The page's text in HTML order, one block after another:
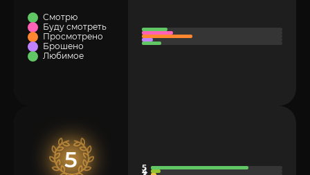
Смотрю
Буду смотреть
Просмотрено
Брошено
Любимое
5